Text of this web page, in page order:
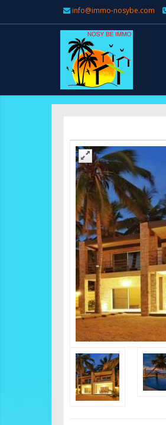
info@immo-nosybe.com